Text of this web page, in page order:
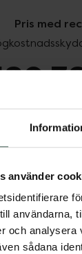
använder
användarna,
och analysera
sådana
Pris med
I apotek: